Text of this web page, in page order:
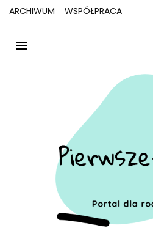
ARCHIWUM WSPÓŁPRACA